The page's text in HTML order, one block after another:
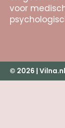
voor
© 2026 | Vilna.nl